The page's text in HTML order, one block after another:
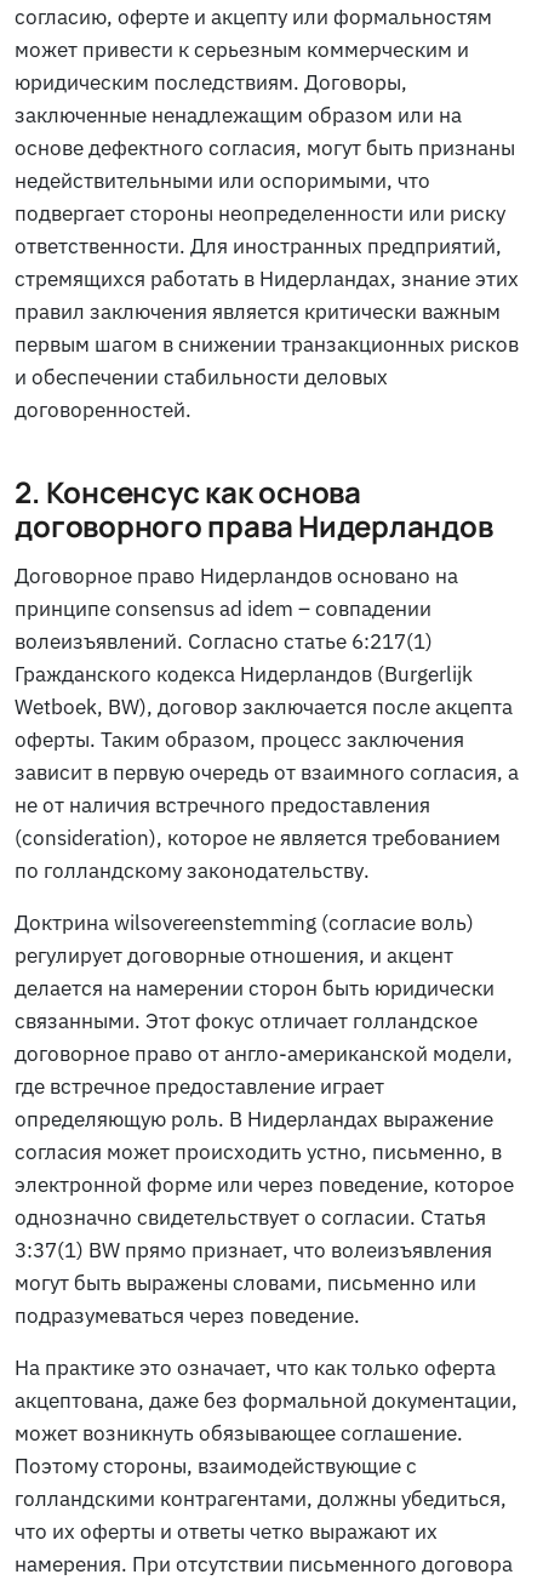
согласию, оферте и акцепту или формальностям
может привести к серьезным коммерческим и
юридическим последствиям. Договоры,
заключенные ненадлежащим образом или на
основе дефектного согласия, могут быть признаны
недействительными или оспоримыми, что
подвергает стороны неопределенности или риску
ответственности. Для иностранных предприятий,
стремящихся работать в Нидерландах, знание этих
правил заключения является критически важным
первым шагом в снижении транзакционных рисков
и обеспечении стабильности деловых
договоренностей.
2. Консенсус как основа
договорного права Нидерландов
Договорное право Нидерландов основано на
принципе consensus ad idem – совпадении
волеизъявлений. Согласно статье 6:217(1)
Гражданского кодекса Нидерландов (Burgerlijk
Wetboek, BW), договор заключается после акцепта
оферты. Таким образом, процесс заключения
зависит в первую очередь от взаимного согласия, а
не от наличия встречного предоставления
(consideration), которое не является требованием
по голландскому законодательству.
Доктринаwilsovereenstemming (согласие воль)
регулирует договорные отношения, и акцент
делается на намерении сторон быть юридически
связанными. Этот фокус отличает голландское
договорное право от англо-американской модели,
где встречное предоставление играет
определяющую роль. В Нидерландах выражение
согласия может происходить устно, письменно, в
электронной форме или через поведение, которое
однозначно свидетельствует о согласии. Статья
3:37(1) BW прямо признает, что волеизъявления
могут быть выражены словами, письменно или
подразумеваться через поведение.
На практике это означает, что как только оферта
акцептована, даже без формальной документации,
может возникнуть обязывающее соглашение.
Поэтому стороны, взаимодействующие с
голландскими контрагентами, должны убедиться,
что их оферты и ответы четко выражают их
намерения. При отсутствии письменного договора